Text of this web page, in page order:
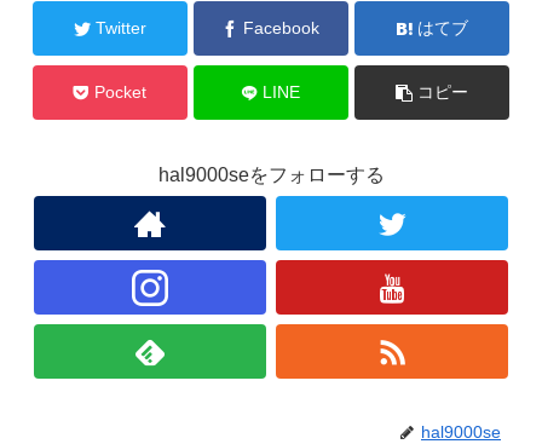
Twitter Facebook はてブ
Pocket LINE コピー
hal9000seをフォローする
hal9000se